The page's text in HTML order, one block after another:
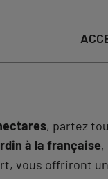
, partez
à la française,
vous offriront